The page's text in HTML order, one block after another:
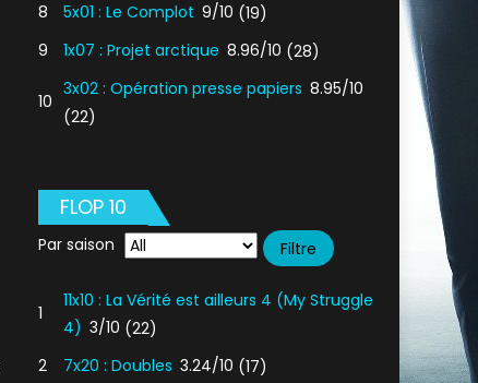
8
5x01 : Le Complot 9/10 (19)
9
1x07 : Projet arctique 8.96/10 (28)
10
3x02 : Opération presse papiers 8.95/10
(22)
FLOP 10
Par saison
1
11x10 : La Vérité est ailleurs 4 (My Struggle
4) 3/10 (22)
2
7x20 : Doubles 3.24/10 (17)